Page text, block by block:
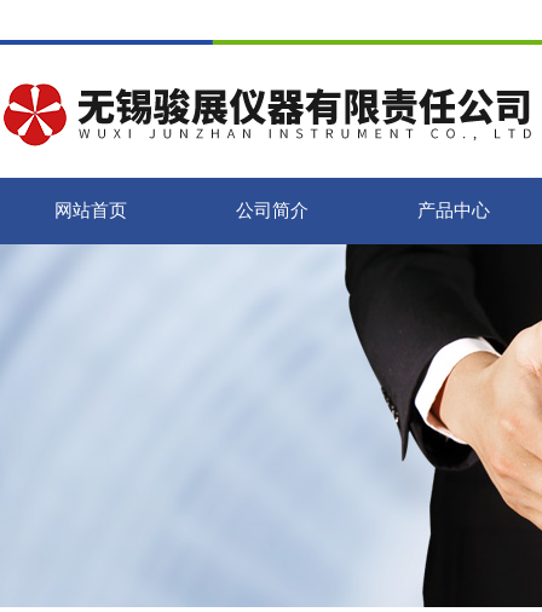
网站首页 公司简介 产品中心